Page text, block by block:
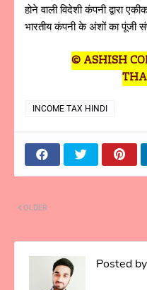
होने वाली विदेशी कंपनी द्वारा
भारतीय कंपनी के अंशों का पूंजी
© ASHISH
INCOME TAX HINDI
OLDER
Posted by